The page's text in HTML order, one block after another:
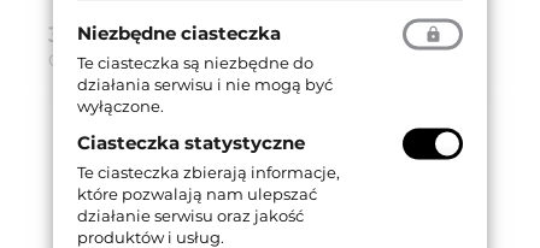
332,01 złbrutto (z VAT 23%)
Cena za:szt.
Niezbędne ciasteczka
Te ciasteczka są niezbędne do
działania serwisu i nie mogą być
wyłączone.
Ciasteczka statystyczne
Te ciasteczka zbierają informacje,
które pozwalają nam ulepszać
działanie serwisu oraz jakość
produktów i usług.